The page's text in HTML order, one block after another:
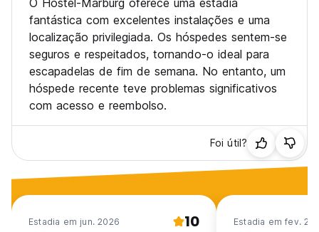
O Hostel-Marburg oferece uma estadia
fantástica com excelentes instalações e uma
localização privilegiada. Os hóspedes sentem-se
seguros e respeitados, tornando-o ideal para
escapadelas de fim de semana. No entanto, um
hóspede recente teve problemas significativos
com acesso e reembolso.
Foi útil?
Estadia em jun. 2026 10 Estadia em fev.